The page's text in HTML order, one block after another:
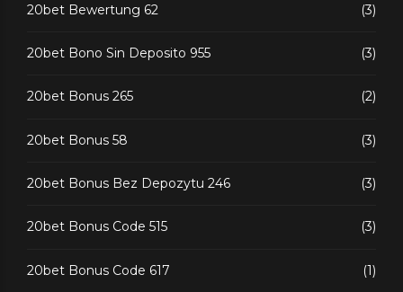
20bet Bewertung 62 (3)
20bet Bono Sin Deposito 955 (3)
20bet Bonus 265 (2)
20bet Bonus 58 (3)
20bet Bonus Bez Depozytu 246 (3)
20bet Bonus Code 515 (3)
20bet Bonus Code 617 (1)